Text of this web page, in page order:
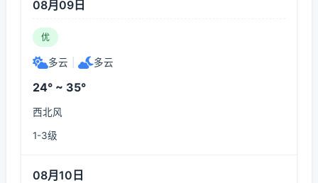
08月09日
优
多云 多云
24° ~ 35°
西北风
1-3级
08月10日